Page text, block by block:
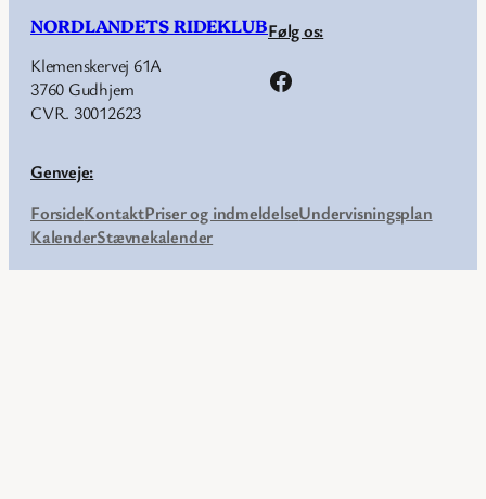
NORDLANDETS RIDEKLUB
Klemenskervej 61A
3760 Gudhjem
CVR. 30012623
Følg os:
Facebook
Genveje:
ForsideKontaktPriser og indmeldelseUndervisningsplan
KalenderStævnekalender